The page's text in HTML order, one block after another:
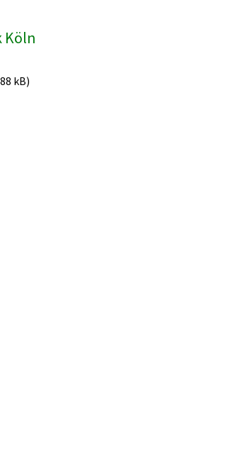
Köln
kB)